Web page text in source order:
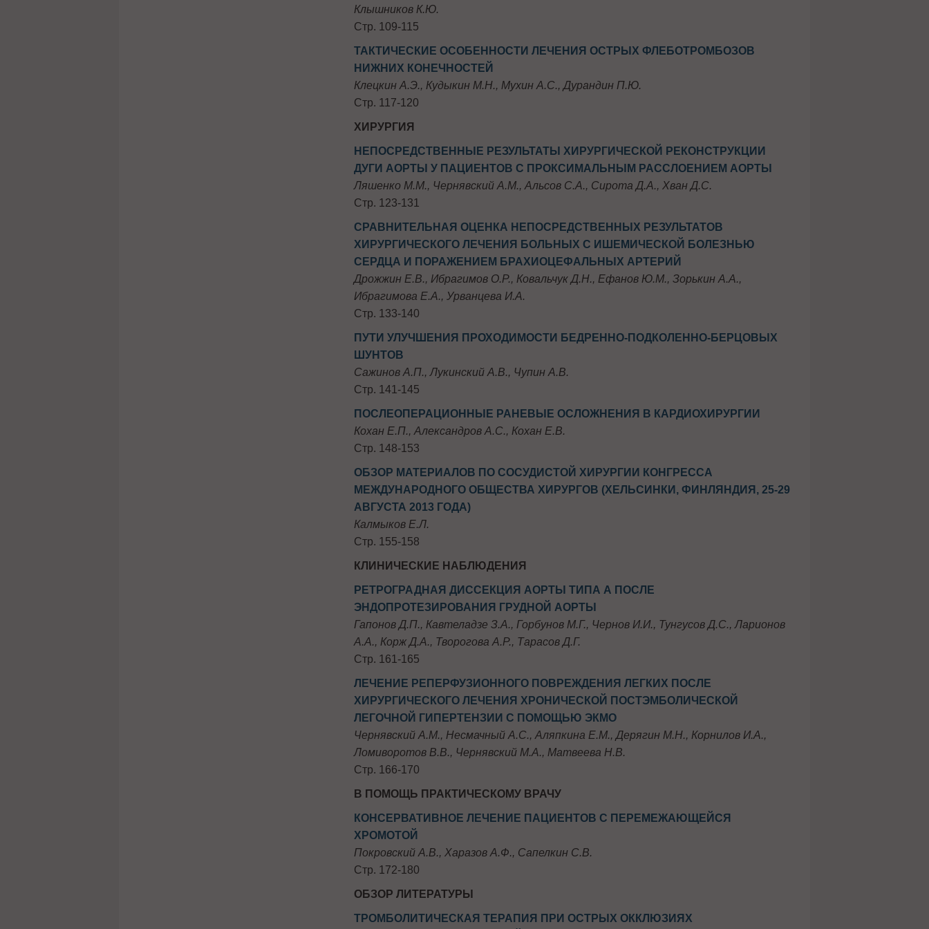
Клышников К.Ю.
Стр. 109-115
ТАКТИЧЕСКИЕ ОСОБЕННОСТИ ЛЕЧЕНИЯ ОСТРЫХ ФЛЕБОТРОМБОЗОВ
НИЖНИХ КОНЕЧНОСТЕЙ
Клецкин А.Э., Кудыкин М.Н., Мухин А.С., Дурандин П.Ю.
Стр. 117-120
ХИРУРГИЯ
НЕПОСРЕДСТВЕННЫЕ РЕЗУЛЬТАТЫ ХИРУРГИЧЕСКОЙ РЕКОНСТРУКЦИИ
ДУГИ АОРТЫ У ПАЦИЕНТОВ С ПРОКСИМАЛЬНЫМ РАССЛОЕНИЕМ АОРТЫ
Ляшенко М.М., Чернявский А.М., Альсов С.А., Сирота Д.А., Хван Д.С.
Стр. 123-131
СРАВНИТЕЛЬНАЯ ОЦЕНКА НЕПОСРЕДСТВЕННЫХ РЕЗУЛЬТАТОВ
ХИРУРГИЧЕСКОГО ЛЕЧЕНИЯ БОЛЬНЫХ С ИШЕМИЧЕСКОЙ БОЛЕЗНЬЮ
СЕРДЦА И ПОРАЖЕНИЕМ БРАХИОЦЕФАЛЬНЫХ АРТЕРИЙ
Дрожжин Е.В., Ибрагимов О.Р., Ковальчук Д.Н., Ефанов Ю.М., Зорькин А.А.,
Ибрагимова Е.А., Урванцева И.А.
Стр. 133-140
ПУТИ УЛУЧШЕНИЯ ПРОХОДИМОСТИ БЕДРЕННО-ПОДКОЛЕННО-БЕРЦОВЫХ
ШУНТОВ
Сажинов А.П., Лукинский А.В., Чупин А.В.
Стр. 141-145
ПОСЛЕОПЕРАЦИОННЫЕ РАНЕВЫЕ ОСЛОЖНЕНИЯ В КАРДИОХИРУРГИИ
Кохан Е.П., Александров А.С., Кохан Е.В.
Стр. 148-153
ОБЗОР МАТЕРИАЛОВ ПО СОСУДИСТОЙ ХИРУРГИИ КОНГРЕССА
МЕЖДУНАРОДНОГО ОБЩЕСТВА ХИРУРГОВ (ХЕЛЬСИНКИ, ФИНЛЯНДИЯ, 25-29
АВГУСТА 2013 ГОДА)
Калмыков Е.Л.
Стр. 155-158
КЛИНИЧЕСКИЕ НАБЛЮДЕНИЯ
РЕТРОГРАДНАЯ ДИССЕКЦИЯ АОРТЫ ТИПА А ПОСЛЕ
ЭНДОПРОТЕЗИРОВАНИЯ ГРУДНОЙ АОРТЫ
Гапонов Д.П., Кавтеладзе З.А., Горбунов М.Г., Чернов И.И., Тунгусов Д.С., Ларионов
А.А., Корж Д.А., Творогова А.Р., Тарасов Д.Г.
Стр. 161-165
ЛЕЧЕНИЕ РЕПЕРФУЗИОННОГО ПОВРЕЖДЕНИЯ ЛЕГКИХ ПОСЛЕ
ХИРУРГИЧЕСКОГО ЛЕЧЕНИЯ ХРОНИЧЕСКОЙ ПОСТЭМБОЛИЧЕСКОЙ
ЛЕГОЧНОЙ ГИПЕРТЕНЗИИ С ПОМОЩЬЮ ЭКМО
Чернявский А.М., Несмачный А.С., Аляпкина Е.М., Дерягин М.Н., Корнилов И.А.,
Ломиворотов В.В., Чернявский М.А., Матвеева Н.В.
Стр. 166-170
В ПОМОЩЬ ПРАКТИЧЕСКОМУ ВРАЧУ
КОНСЕРВАТИВНОЕ ЛЕЧЕНИЕ ПАЦИЕНТОВ С ПЕРЕМЕЖАЮЩЕЙСЯ
ХРОМОТОЙ
Покровский А.В., Харазов А.Ф., Сапелкин С.В.
Стр. 172-180
ОБЗОР ЛИТЕРАТУРЫ
ТРОМБОЛИТИЧЕСКАЯ ТЕРАПИЯ ПРИ ОСТРЫХ ОККЛЮЗИЯХ